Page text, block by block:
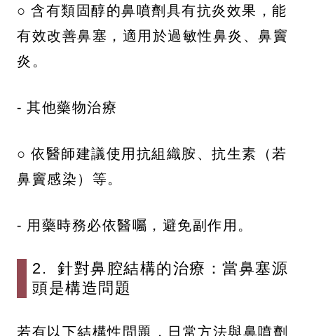
○ 含有類固醇的鼻噴劑具有抗炎效果，能
有效改善鼻塞，適用於過敏性鼻炎、鼻竇
炎。
- 其他藥物治療
○ 依醫師建議使用抗組織胺、抗生素（若
鼻竇感染）等。
- 用藥時務必依醫囑，避免副作用。
2. 針對鼻腔結構的治療：當鼻塞源
頭是構造問題
若有以下結構性問題，日常方法與鼻噴劑